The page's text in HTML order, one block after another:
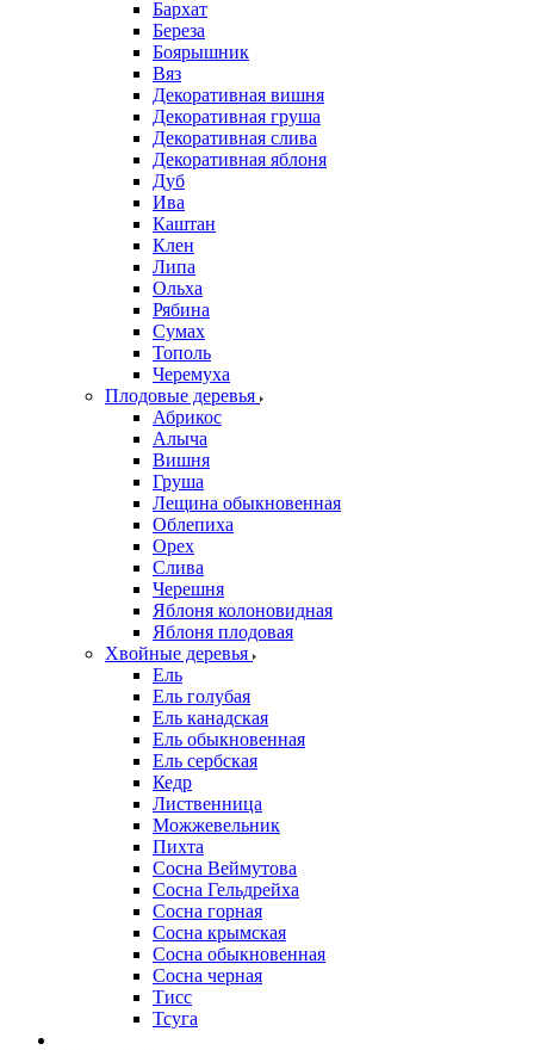
Бархат
Береза
Боярышник
Вяз
Декоративная вишня
Декоративная груша
Декоративная слива
Декоративная яблоня
Дуб
Ива
Каштан
Клен
Липа
Ольха
Рябина
Сумах
Тополь
Черемуха
Плодовые деревья
Абрикос
Алыча
Вишня
Груша
Лещина обыкновенная
Облепиха
Орех
Слива
Черешня
Яблоня колоновидная
Яблоня плодовая
Хвойные деревья
Ель
Ель голубая
Ель канадская
Ель обыкновенная
Ель сербская
Кедр
Лиственница
Можжевельник
Пихта
Сосна Веймутова
Сосна Гельдрейха
Сосна горная
Сосна крымская
Сосна обыкновенная
Сосна черная
Тисс
Тсуга